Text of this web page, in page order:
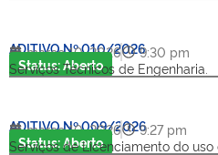
ADITIVO Nº 010/2026
março 10, 2026 9:30 pm
Status: Aberto
Serviços Técnicos de Engenharia.
ADITIVO Nº 009/2026
março 10, 2026 9:27 pm
Status: Aberto
Serviços de Licenciamento do uso